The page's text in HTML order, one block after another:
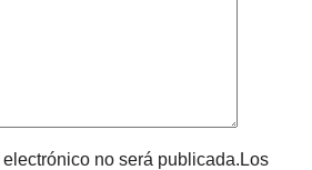
no será publicada.Los